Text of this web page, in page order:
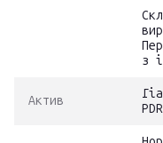
з
Актив